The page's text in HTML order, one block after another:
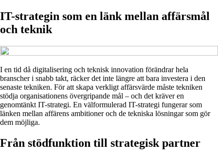
IT-strategin som en länk mellan affärsmål
och teknik
I en tid då digitalisering och teknisk innovation förändrar hela
branscher i snabb takt, räcker det inte längre att bara investera i den
senaste tekniken. För att skapa verkligt affärsvärde måste tekniken
stödja organisationens övergripande mål – och det kräver en
genomtänkt IT-strategi. En välformulerad IT-strategi fungerar som
länken mellan affärens ambitioner och de tekniska lösningar som gör
dem möjliga.
Från stödfunktion till strategisk partner